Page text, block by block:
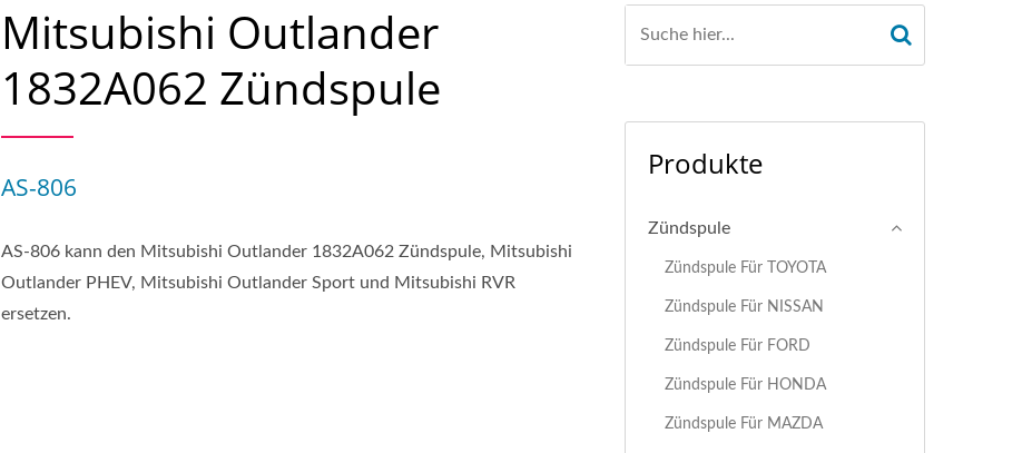
Mitsubishi Outlander
1832A062 Zündspule
AS-806
AS-806 kann den Mitsubishi Outlander 1832A062 Zündspule, Mitsubishi
Outlander PHEV, Mitsubishi Outlander Sport und Mitsubishi RVR
ersetzen.
Produkte
Zündspule
Zündspule Für TOYOTA
Zündspule Für NISSAN
Zündspule Für FORD
Zündspule Für HONDA
Zündspule Für MAZDA